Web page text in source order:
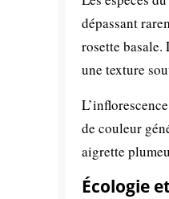
dépassant
rosette basale.
une texture
de couleur
aigrette
Écologie